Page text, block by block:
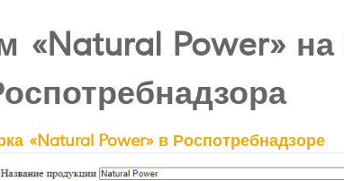
«Natural Power» на
«Natural Power» в Роспотребнадзоре